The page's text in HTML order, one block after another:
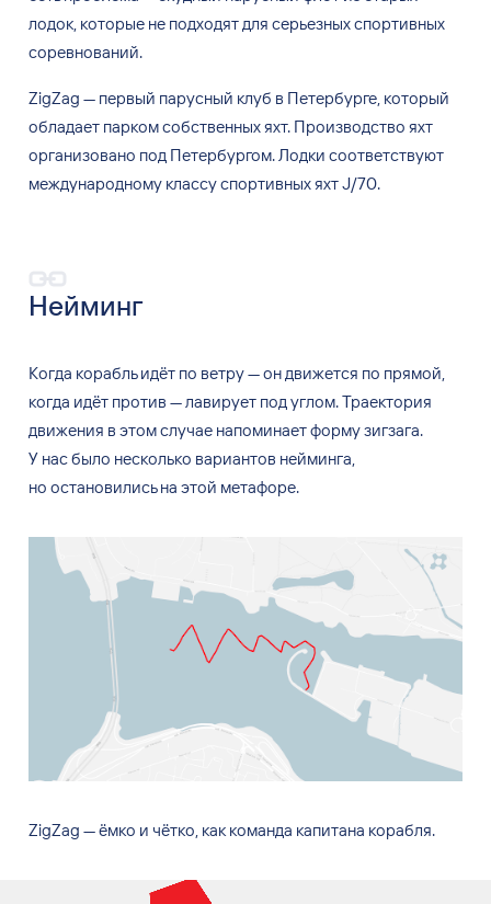
лодок, которые не подходят для серьезных спортивных
соревнований.
ZigZag —первый парусный клуб в Петербурге, который
обладает парком собственных яхт. Производство яхт
организовано под Петербургом. Лодки соответствуют
международному классу спортивных яхт J/70.
Нейминг
Когда корабль идёт по ветру—ондвижется по прямой,
когда идёт против —лавирует под углом. Траектория
движения в этом случае напоминает форму зигзага.
У нас было несколько вариантов нейминга,
но остановились на этой метафоре.
ZigZag — ёмко и чётко, как команда капитана корабля.